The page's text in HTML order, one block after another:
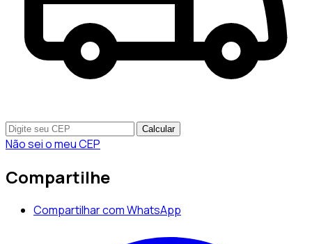
Calcular
Não sei o meu CEP
Compartilhe
Compartilhar com WhatsApp